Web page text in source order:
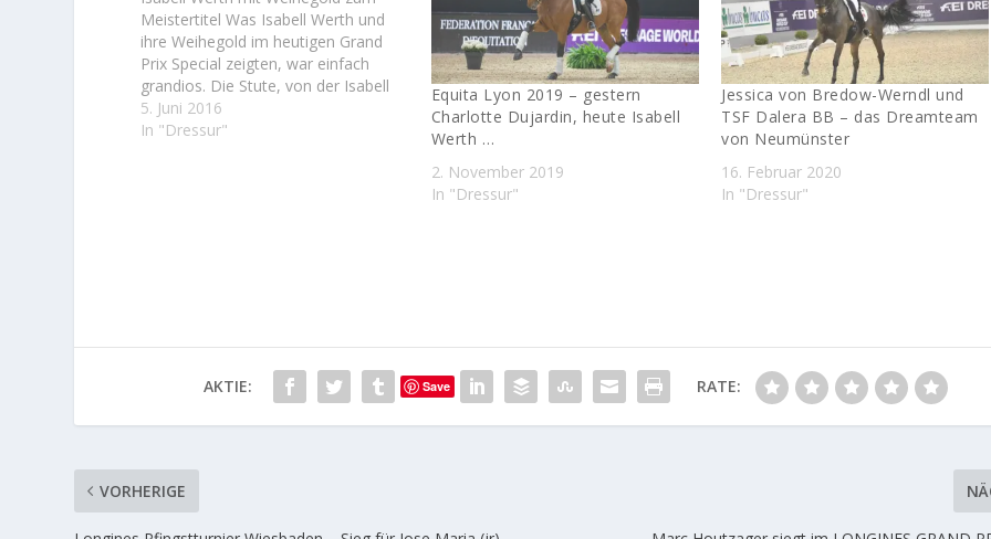
Meistertitel Was Isabell Werth und
ihre Weihegold im heutigen Grand
Prix Special zeigten, war einfach
grandios. Die Stute, von der Isabell
Werth im Interview mit dem WDR
sagte, dass sie unglaublich motiviert
5. Juni 2016
In "Dressur"
Equita Lyon 2019 – gestern
Charlotte Dujardin, heute Isabell
Werth …
2. November 2019
In "Dressur"
Jessica von Bredow-Werndl und
TSF Dalera BB – das Dreamteam
von Neumünster
16. Februar 2020
In "Dressur"
AKTIE: Save RATE:
VORHERIGE